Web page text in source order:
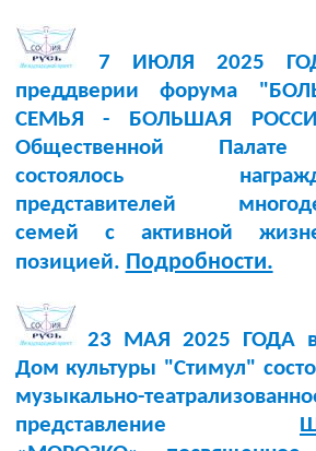
7 ИЮЛЯ 2025
преддверии форума
СЕМЬЯ - БОЛЬШАЯ
Общественной
состоялось
представителей
семей с активной
позицией. Подробности.
23 МАЯ 2025 ГОДА
Дом культуры "Стимул"
музыкально-
представление